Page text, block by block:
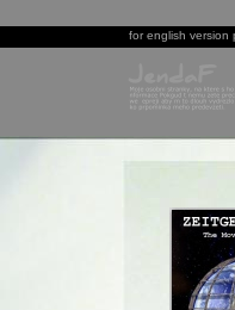
for english version